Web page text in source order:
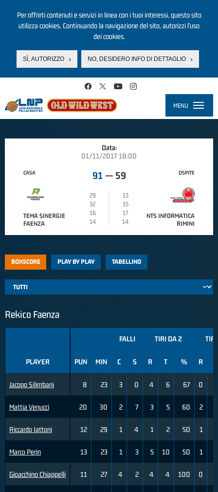
Per offrirti contenuti e servizi in linea con i tuoi interessi, questo sito
utilizza cookies. Continuando la navigazione del sito, autorizzi l’uso
dei cookies.
SÌ, AUTORIZZO NO, DESIDERO INFO DI DETTAGLIO
MENU
Data:
01/11/2017 18:00
CASA
TEMA SINERGIE
FAENZA
91 — 59
29
13
32
15
16
17
14
14
OSPITE
NTS INFORMATICA
RIMINI
BOXSCORE PLAY BY PLAY TABELLINO
Rekico Faenza
PLAYER
Jacopo Silimbani
Mattia Venucci
Riccardo Iattoni
Marco Perin
Gioacchino Chiappelli
FALLI TIRI DA 2
PUN MIN C S R T % R
8 23 3 0 4 6 67 0
20 30 2 7 3 5 60 2
12 29 1 4 1 2 50 1
13 23 1 3 5 10 50 1
11 27 4 2 4 4 100 0